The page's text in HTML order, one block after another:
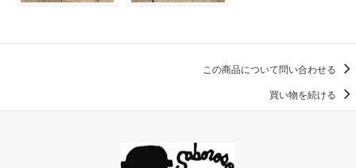
この商品について問い合わせる
買い物を続ける